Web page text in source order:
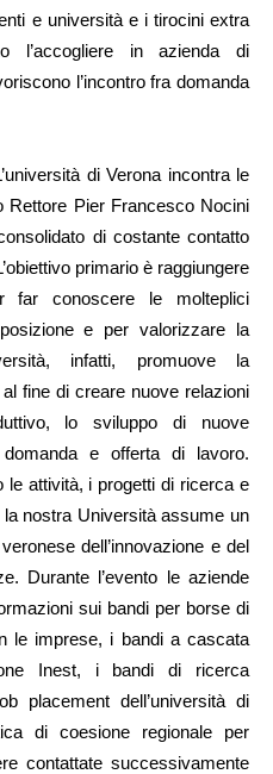
e università e i tirocini extra
l’accogliere in azienda di
l’incontro fra domanda
di Verona incontra le
Rettore Pier Francesco Nocini
di costante contatto
primario è raggiungere
far conoscere le molteplici
e per valorizzare la
infatti, promuove la
fine di creare nuove relazioni
lo sviluppo di nuove
e offerta di lavoro.
le attività, i progetti di ricerca e
nostra Università assume un
dell’innovazione e del
Durante l’evento le aziende
sui bandi per borse di
le imprese, i bandi a cascata
Inest, i bandi di ricerca
placement dell’università di
di coesione regionale per
contattate successivamente